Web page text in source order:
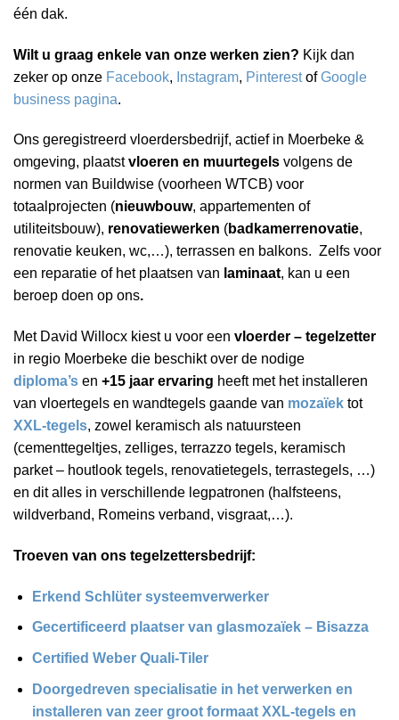
één dak.
Wilt u graag enkele van onze werken zien? Kijk dan
zeker op onze Facebook, Instagram, PinterestofGoogle
business pagina.
Ons geregistreerd vloerdersbedrijf, actief in Moerbeke &
omgeving, plaatstvloeren en muurtegels volgens de
normen van Buildwise (voorheen WTCB) voor
totaalprojecten (nieuwbouw, appartementen of
utiliteitsbouw), renovatiewerken (badkamerrenovatie,
renovatie keuken, wc,…), terrassen en balkons. Zelfs voor
een reparatie of het plaatsen van laminaat, kan u een
beroep doen op ons.
Met David Willocx kiest u voor een vloerder – tegelzetter
in regio Moerbeke die beschikt over de nodige
diploma’s en +15 jaar ervaring heeft met het installeren
van vloertegels en wandtegels gaande van mozaïek tot
XXL-tegels, zowel keramisch als natuursteen
(cementtegeltjes, zelliges, terrazzo tegels, keramisch
parket – houtlook tegels, renovatietegels, terrastegels, …)
en dit alles in verschillende legpatronen (halfsteens,
wildverband, Romeins verband, visgraat,…).
Troeven van ons tegelzettersbedrijf:
Erkend Schlüter systeemverwerker
Gecertificeerd plaatser van glasmozaïek – Bisazza
Certified Weber Quali-Tiler
Doorgedreven specialisatie in het verwerken en
installeren van zeer groot formaat XXL-tegels en